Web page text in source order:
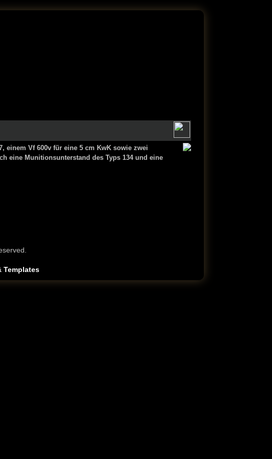
einem Vf 600v für eine 5 cm KwK sowie zwei
eine Munitionsunterstanddes Typs 134 und eine
Templates